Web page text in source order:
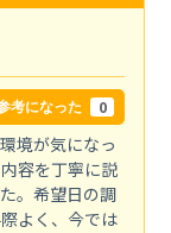
考になった 0
境が気になっ
容を丁寧に説
。希望日の調
よく、今では